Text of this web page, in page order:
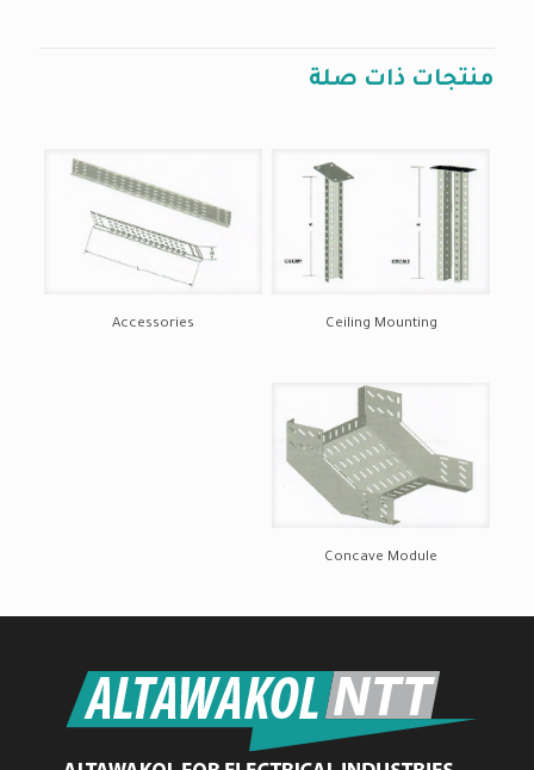
منتجات ذات صلة
Ceiling Mounting
Accessories
Concave Module